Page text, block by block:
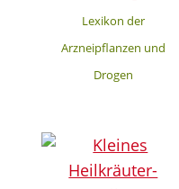
Lexikon der
Arzneipflanzen und
Drogen